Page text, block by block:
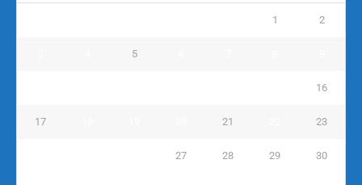
1 2
5
16
17 21 23
27 28 29 30